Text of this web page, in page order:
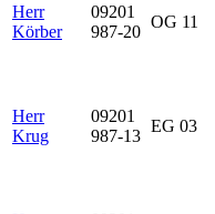
Herr
Körber
09201
987-20
OG 11
Herr
Krug
09201
987-13
EG 03